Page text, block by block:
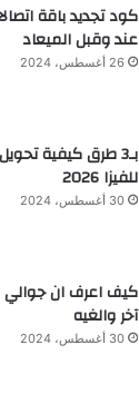
كود تجديد باقة
عند وقبل الميعاد
26 أغسطس، 2024
بـ3 طرق كيفية
للفيزا 2026
30 أغسطس، 2024
كيف اعرف ان
آخر والغيه
30 أغسطس، 2024